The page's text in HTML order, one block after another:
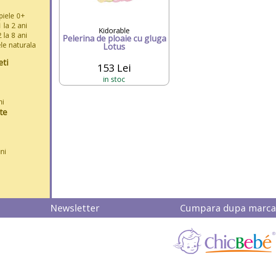
0+
la 2 ani
la 8 ani
naturala
Kidorable
Pelerina de ploaie cu gluga
Lotus
153 Lei
in stoc
Newsletter Cumpara dupa marca